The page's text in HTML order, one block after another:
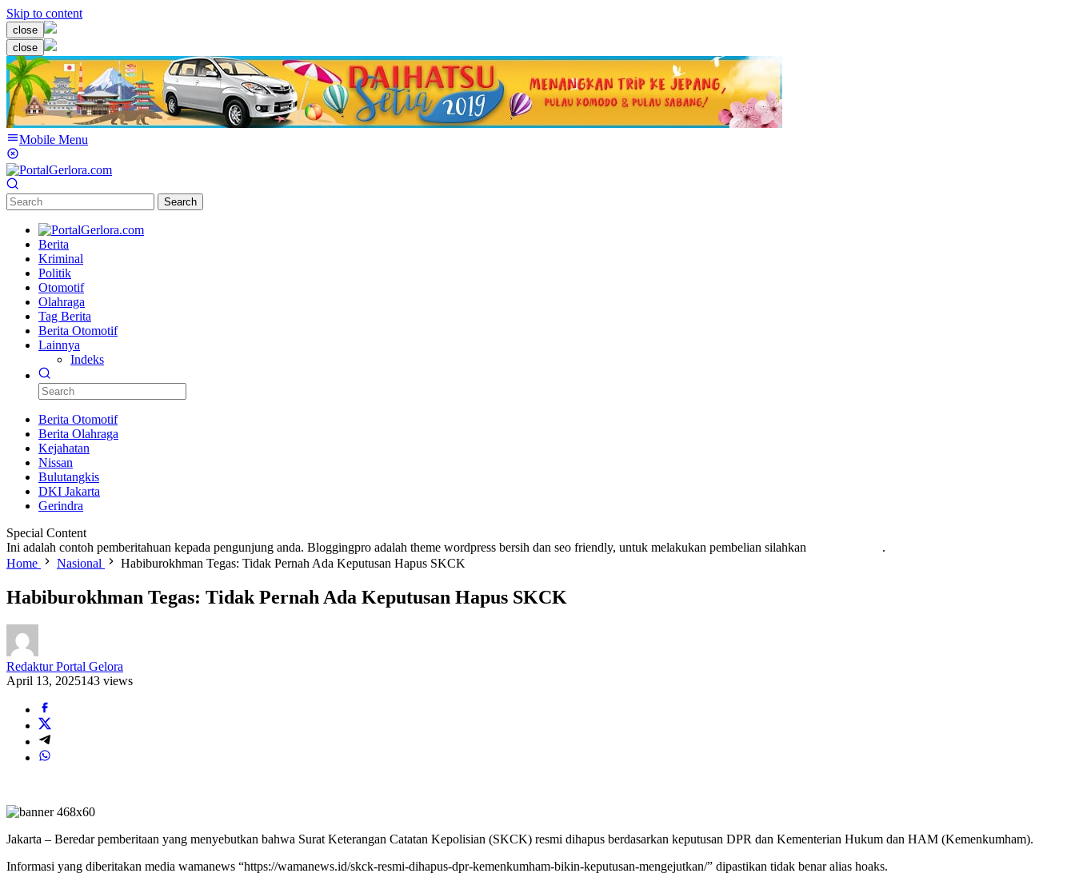
Skip to content
close
close
Mobile Menu
Search
Berita
Kriminal
Politik
Otomotif
Olahraga
Tag Berita
Berita Otomotif
Lainnya
Indeks
Berita Otomotif
Berita Olahraga
Kejahatan
Nissan
Bulutangkis
DKI Jakarta
Gerindra
Special Content
Ini adalah contoh pemberitahuan kepada pengunjung anda. Bloggingpro adalah theme wordpress bersih dan seo friendly, untuk melakukan pembelian silahkan
.
Home
Nasional Habiburokhman Tegas: Tidak Pernah Ada Keputusan Hapus SKCK
Habiburokhman Tegas: Tidak Pernah Ada Keputusan Hapus SKCK
Redaktur Portal Gelora
April 13, 2025143 views
Jakarta – Beredar pemberitaan yang menyebutkan bahwa Surat Keterangan Catatan Kepolisian (SKCK) resmi dihapus berdasarkan keputusan DPR dan Kementerian Hukum dan HAM (Kemenkumham).
Informasi yang diberitakan media wamanews “https://wamanews.id/skck-resmi-dihapus-dpr-kemenkumham-bikin-keputusan-mengejutkan/” dipastikan tidak benar alias hoaks.